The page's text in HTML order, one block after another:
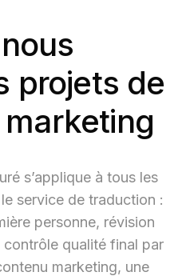
projets de
s’applique à tous les
service de traduction :
personne, révision
contrôle qualité final par
marketing, une